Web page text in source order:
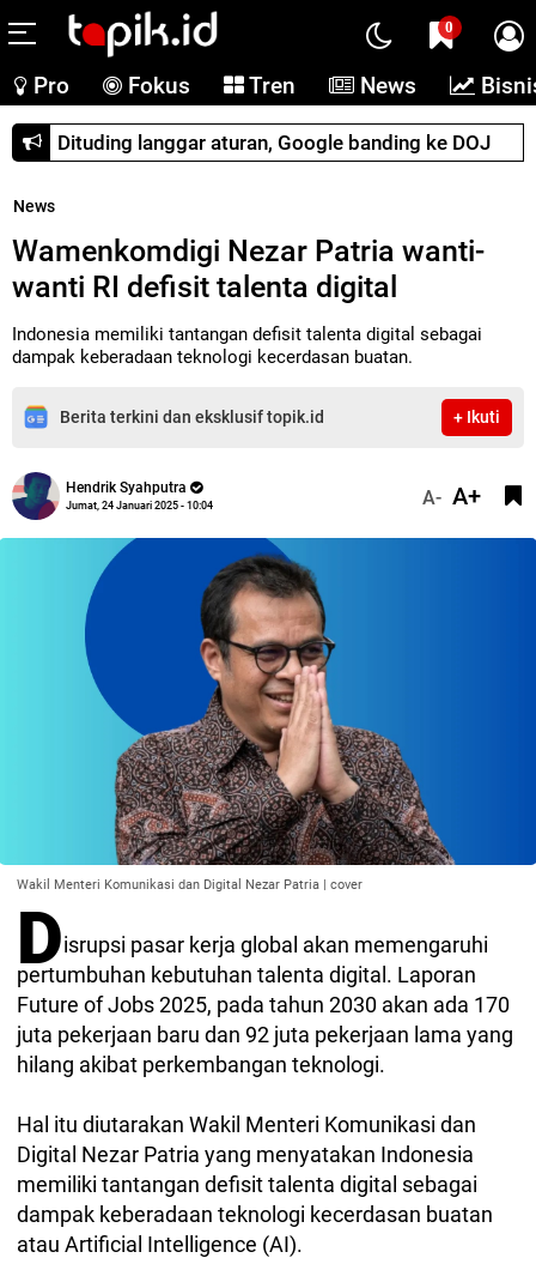
0
Pro Fokus Tren News
Dituding langgar aturan, Google banding ke DOJ
News
Wamenkomdigi Nezar Patria wanti-
wanti RI defisit talenta digital
Indonesia memiliki tantangan defisit talenta digital sebagai
dampak keberadaan teknologi kecerdasan buatan.
Berita terkini dan eksklusif topik.id + Ikuti
Hendrik Syahputra
Jumat, 24 Januari 2025 - 10:04 A- A+
Wakil Menteri Komunikasi dan Digital Nezar Patria | cover
Disrupsi pasar kerja global akan memengaruhi
pertumbuhan kebutuhan talenta digital. Laporan
Future of Jobs 2025, pada tahun 2030 akan ada 170
juta pekerjaan baru dan 92 juta pekerjaan lama yang
hilang akibat perkembangan teknologi.
Hal itu diutarakan Wakil Menteri Komunikasi dan
Digital Nezar Patria yang menyatakan Indonesia
memiliki tantangan defisit talenta digital sebagai
dampak keberadaan teknologi kecerdasan buatan
atau Artificial Intelligence (AI).